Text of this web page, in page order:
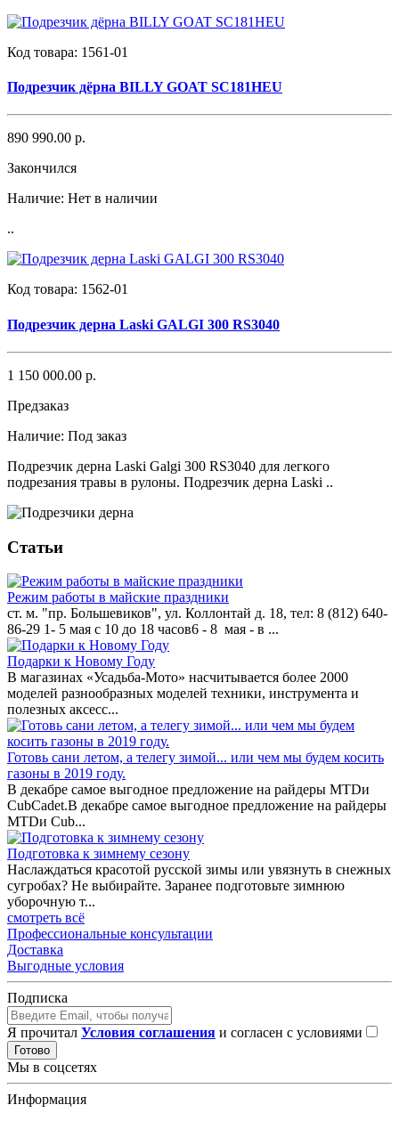
Код товара: 1561-01
Подрезчик дёрна BILLY GOAT SC181HEU
890 990.00 р.
Закончился
Наличие: Нет в наличии
..
Код товара: 1562-01
Подрезчик дерна Laski GALGI 300 RS3040
1 150 000.00 р.
Предзаказ
Наличие: Под заказ
Подрезчик дерна Laski Galgi 300 RS3040 для легкого
подрезания травы в рулоны. Подрезчик дерна Laski ..
Статьи
Режим работы в майские праздники
ст. м. "пр. Большевиков", ул. Коллонтай д. 18, тел: 8 (812) 640-
86-29 1- 5 мая с 10 до 18 часов6 - 8 мая - в ...
Подарки к Новому Году
В магазинах «Усадьба-Мото» насчитывается более 2000
моделей разнообразных моделей техники, инструмента и
полезных аксесс...
Готовь сани летом, а телегу зимой... или чем мы будем косить
газоны в 2019 году.
В декабре самое выгодное предложение на райдеры MTDи
СubCadet.В декабре самое выгодное предложение на райдеры
MTDи Сub...
Подготовка к зимнему сезону
Наслаждаться красотой русской зимы или увязнуть в снежных
сугробах? Не выбирайте. Заранее подготовьте зимнюю
уборочную т...
смотреть всё
Профессиональные консультации
Доставка
Выгодные условия
Подписка
Я прочитал Условия соглашения и согласен с условиями
Готово
Мы в соцсетях
Информация